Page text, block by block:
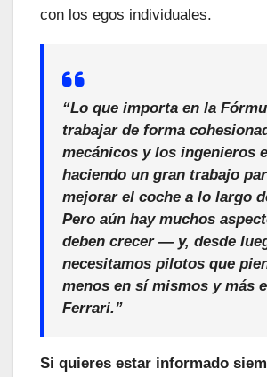
con los egos individuales.
“Lo que importa en la
trabajar de forma
mecánicos y los ingenieros
haciendo un gran trabajo
mejorar el coche a lo largo
Pero aún hay muchos
deben crecer — y, desde
necesitamos pilotos que
menos en sí mismos y más
Ferrari.”
Si quieres estar informado